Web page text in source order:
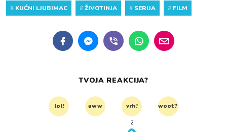
# KUĆNI LJUBIMAC #ŽIVOTINJA # SERIJA # FILM
TVOJA REAKCIJA?
lol! aww vrh! woot?!
2